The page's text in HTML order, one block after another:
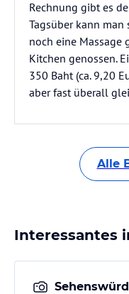
Rechnung gibt es
Tagsüber kann man
noch eine Massage
Kitchen genossen.
350 Baht (ca. 9,20
aber fast überall
Alle
Interessantes